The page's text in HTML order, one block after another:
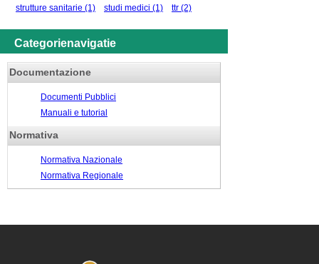
strutture sanitarie (1) studi medici (1) ttr (2)
Categorienavigatie
Documentazione
Documenti Pubblici
Manuali e tutorial
Normativa
Normativa Nazionale
Normativa Regionale